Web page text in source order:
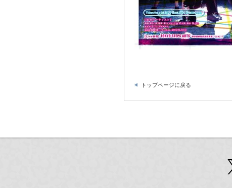
トップページに戻る